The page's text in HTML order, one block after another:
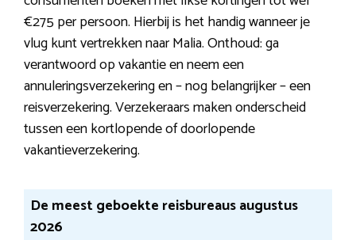
€275 per persoon. Hierbij is het handig wanneer je
vlug kunt vertrekken naar Malia. Onthoud: ga
verantwoord op vakantie en neem een
annuleringsverzekering en – nog belangrijker – een
reisverzekering. Verzekeraars maken onderscheid
tussen een kortlopende of doorlopende
vakantieverzekering.
De meest geboekte reisbureaus augustus
2026